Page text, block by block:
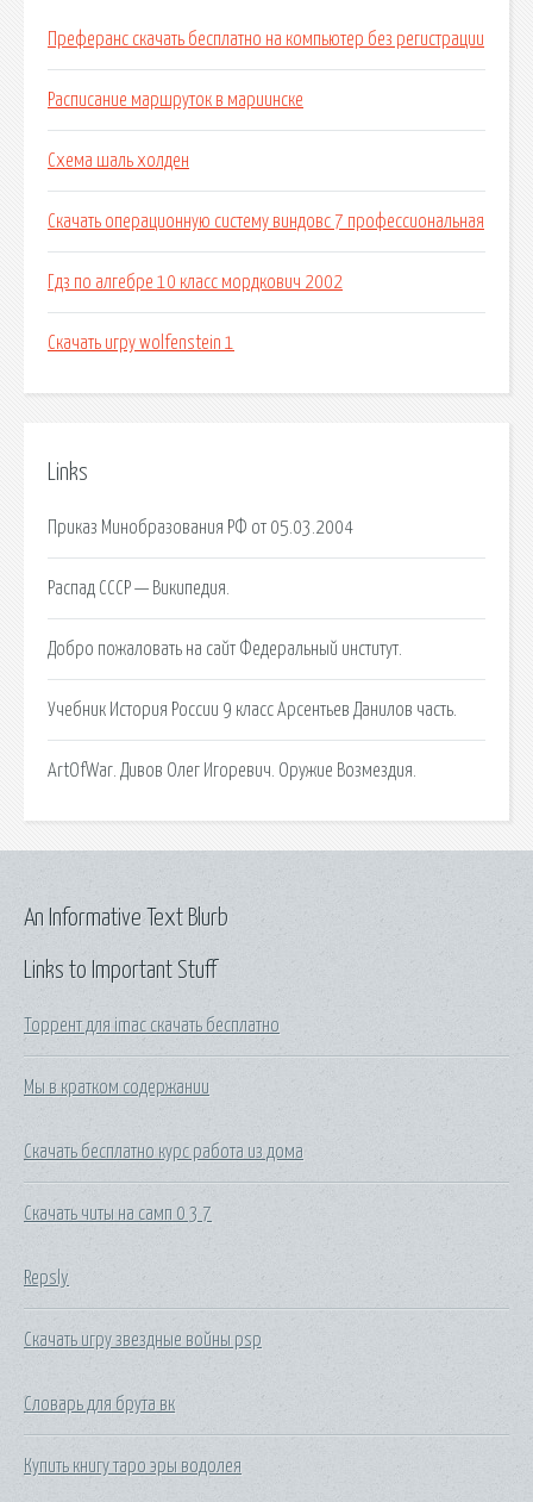
Преферанс скачать бесплатно на компьютер без регистрации
Расписание маршруток в мариинске
Схема шаль холден
Скачать операционную систему виндовс 7 профессиональная
Гдз по алгебре 10 класс мордкович 2002
Скачать игру wolfenstein 1
Links
Приказ Минобразования РФ от 05.03.2004
Распад СССР — Википедия.
Добро пожаловать на сайт Федеральный институт.
Учебник История России 9 класс Арсентьев Данилов часть.
ArtOfWar. Дивов Олег Игоревич. Оружие Возмездия.
Links to Important Stuff
Торрент для imac скачать бесплатно
Мы в кратком содержании
Скачать бесплатно курс работа из дома
Скачать читы на самп 0 3 7
Repsly
Скачать игру звездные войны psp
Словарь для брута вк
Купить книгу таро эры водолея
An Informative Text Blurb